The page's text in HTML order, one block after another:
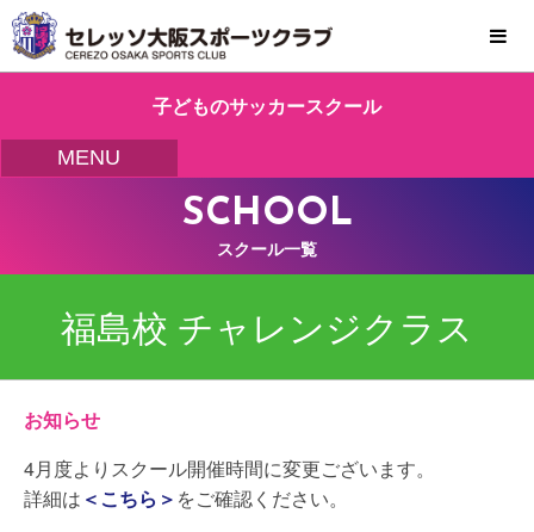
MENU
子どものサッカースクール
MENU
SCHOOL
スクール一覧
福島校 チャレンジクラス
お知らせ
4月度よりスクール開催時間に変更ございます。
詳細は ＜こちら＞ をご確認ください。